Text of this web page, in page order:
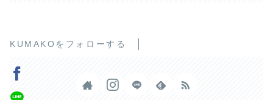
KUMAKOをフォローする